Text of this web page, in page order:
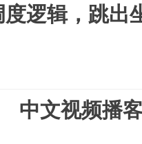
逻辑，跳出
中文视频播